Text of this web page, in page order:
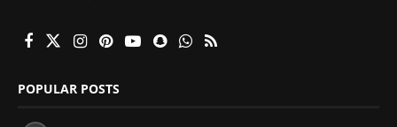
POPULAR POSTS